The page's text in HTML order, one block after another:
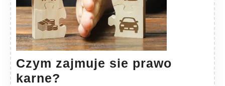
Czym zajmuje sie prawo
karne?